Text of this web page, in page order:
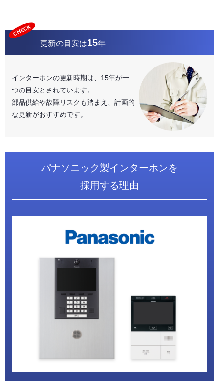
CHECK
更新の目安は15年
インターホンの更新時期は、15年が一
つの目安とされています。
部品供給や故障リスクも踏まえ、計画的
な更新がおすすめです。
パナソニック製インターホンを
採用する理由